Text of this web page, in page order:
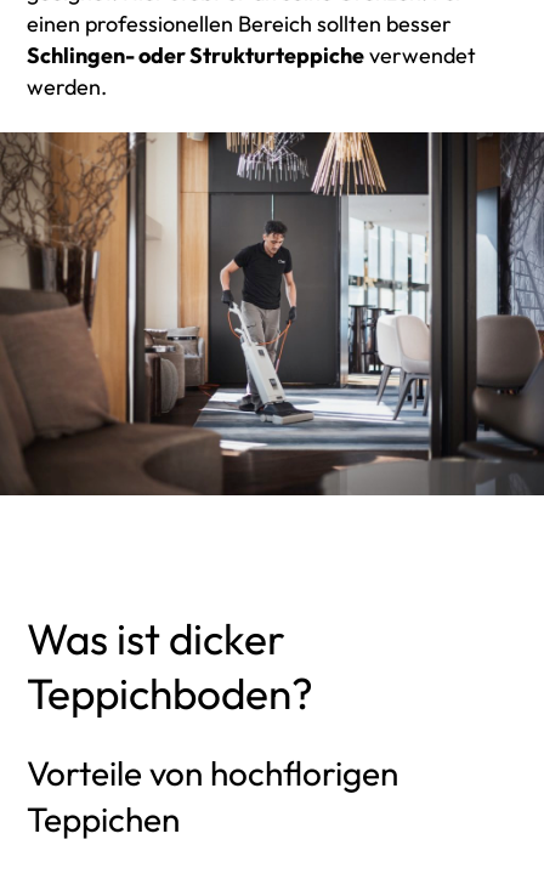
einen professionellen Bereich sollten besser
Schlingen- oder Strukturteppicheverwendet
werden.
Was ist dicker
Teppichboden?
Vorteile von hochflorigen
Teppichen